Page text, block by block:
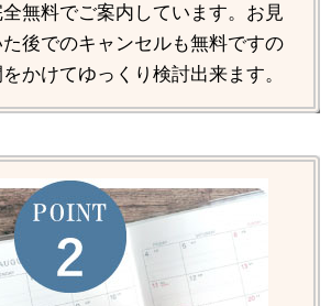
無料でご案内しています。お見
後でのキャンセルも無料ですの
かけてゆっくり検討出来ます。